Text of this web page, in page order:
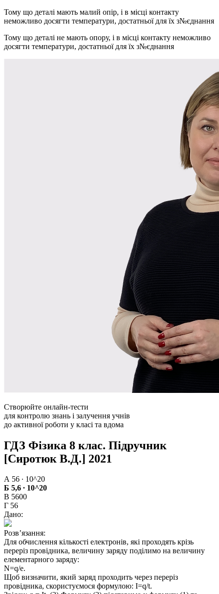
Тому що деталі мають малий опір, і в місці контакту
неможливо досягти температури, достатньої для їх з№єднання
Тому що деталі не мають опору, і в місці контакту неможливо
досягти температури, достатньої для їх з№єднання
Створюйте онлайн-тести
для контролю знань і залучення учнів
до активної роботи у класі та вдома
ГДЗ Фізика 8 клас. Підручник
[Сиротюк В.Д.] 2021
А 56 ∙ 10^20
Б 5,6 ∙ 10^20
В 5600
Г 56
Дано:
Розв’язання:
Для обчислення кількості електронів, які проходять крізь
переріз провідника, величину заряду поділимо на величину
елементарного заряду:
N=q/e.
Щоб визначити, який заряд проходить через переріз
провідника, скористуємося формулою: I=q/t.